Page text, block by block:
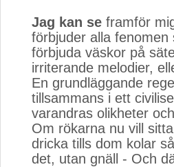
Jag kan se framför
förbjuder alla
förbjuda väskor på
irriterande melodier,
En grundläggande
tillsammans i ett
varandras olikheter
Om rökarna nu vill
dricka tills dom kolar
det, utan gnäll - Och